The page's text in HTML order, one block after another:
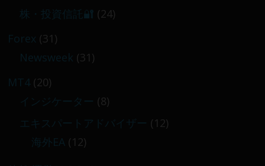
株・投資信託🔐 (24)
Forex (31)
Newsweek (31)
MT4(20)
インジケーター (8)
エキスパートアドバイザー (12)
海外EA (12)